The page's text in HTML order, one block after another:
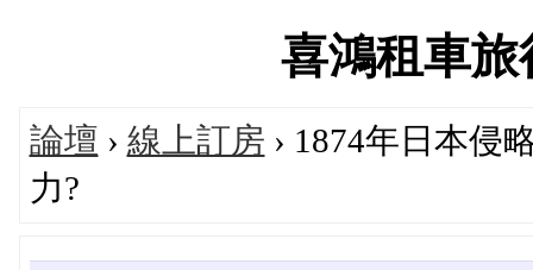
喜鴻租車
論壇 › 線上訂房 › 1874年日本侵
力?